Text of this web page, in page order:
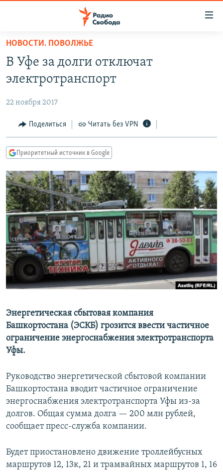
упрощенного
доступа
основному
Вернутся
главной
навигации
Вернутся
поиску
ПРОГРАММЫ
ПОДКАСТЫ
АВТОРСКИЕ ПРОЕКТЫ
ЦИТАТЫ СВОБОДЫ
МНЕНИЯ
IDEL.РЕАЛИИ
КАВКАЗ.РЕАЛИИ
СЕВЕР.РЕАЛИИ
СИБИРЬ.РЕАЛИИ
РАСПИСАНИЕ ВЕЩАНИЯ
ПОДПИШИТЕСЬ НА РАССЫЛКУ
СОЦИАЛЬНЫЕ СЕТИ
Все сайты РСЕ/РС
НОВОСТИ. ПОВОЛЖЬЕ
В Уфе за долги отключат
электротранспорт
22 ноября 2017
Поделиться Читать без VPN
Приоритетный источник в Google
Энергетическая сбытовая компания
Башкортостана (ЭСКБ) грозится ввести частичное
ограничение энергоснабжения электротранспорта
Уфы.
Руководство энергетической сбытовой компании
Башкортостана вводит частичное ограничение
энергоснабжения электротранспорта Уфы из-за
долгов. Общая сумма долга — 200 млн рублей,
сообщает пресс-служба компании.
Будет приостановлено движение троллейбусных
маршрутов 12, 13к, 21 и трамвайных маршрутов 1, 16